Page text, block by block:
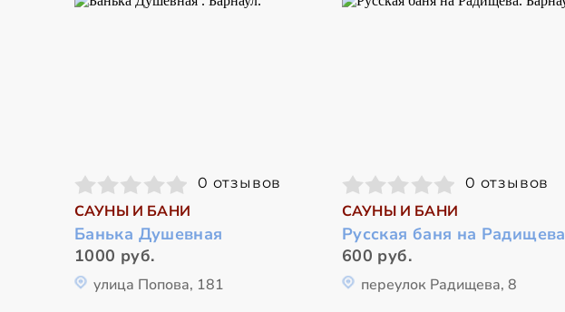
0 отзывов
САУНЫ И БАНИ
Банька Душевная
1000 руб.
улица Попова, 181
0 отзывов
САУНЫ И БАНИ
Русская баня на Радищева
600 руб.
переулок Радищева, 8